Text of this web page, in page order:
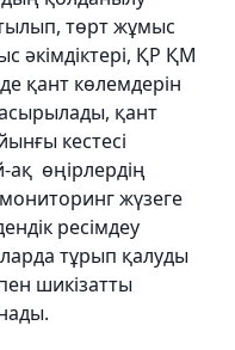
төрт жұмыс
әкімдіктері, ҚР ҚМ
қант көлемдерін
қант
кестесі
өңірлердің
жүзеге
ресімдеу
тұрып қалуды
шикізатты